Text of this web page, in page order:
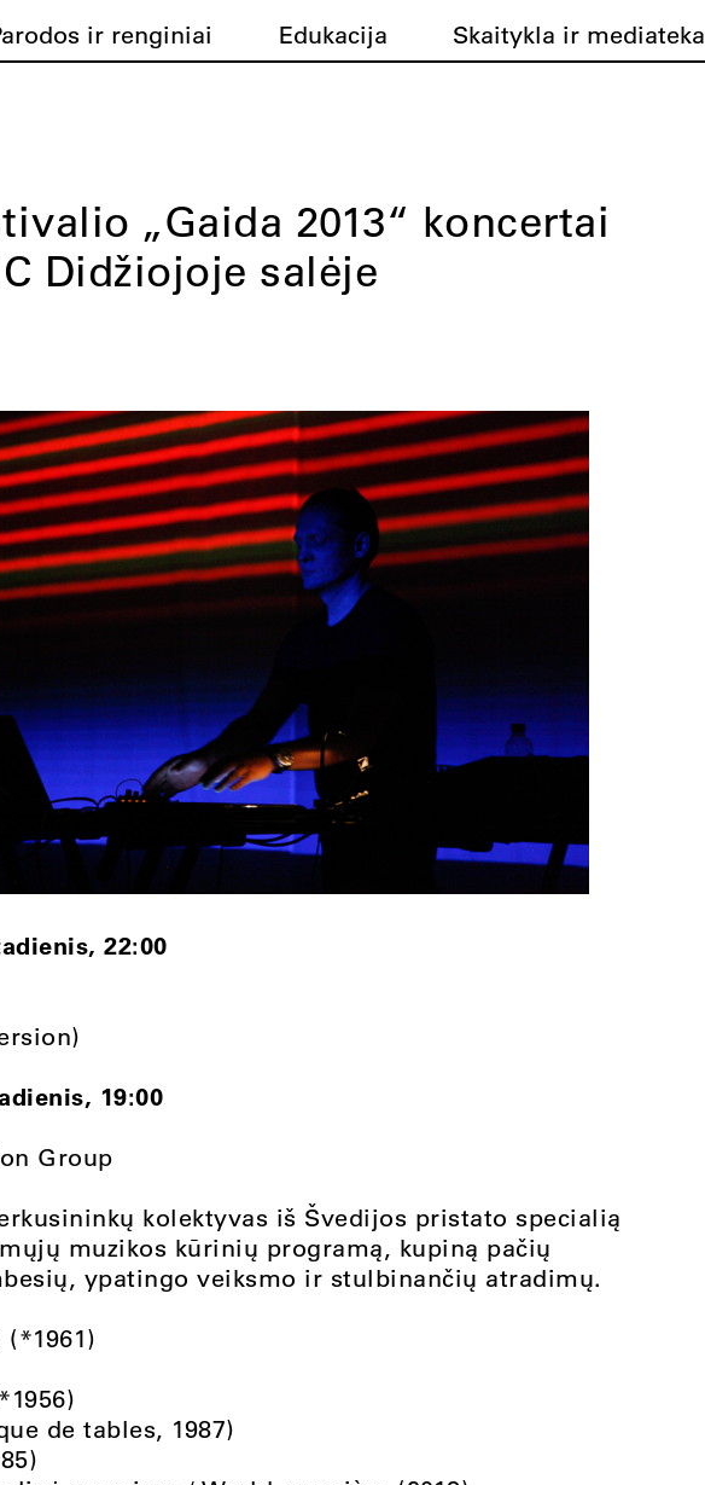
ir renginiai Edukacija Skaitykla ir mediateka
„Gaida 2013“ koncertai
Didžiojoje salėje
22:00
19:00
Group
kolektyvas iš Švedijos pristato specialią
muzikos kūrinių programą, kupiną pačių
ypatingo veiksmo ir stulbinančių atradimų.
(*1961)
de tables, 1987)